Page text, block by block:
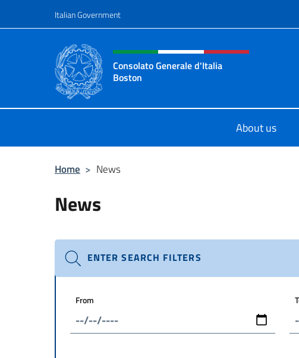
Italian Government
Header, social and menu of
Consolato Generale d'Italia
Boston
About us
Home > News
News
ENTER SEARCH FILTERS
From